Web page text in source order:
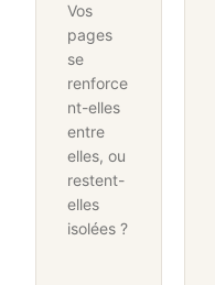
Vos
pages
se
renforce
nt-elles
entre
elles, ou
restent-
elles
isolées ?